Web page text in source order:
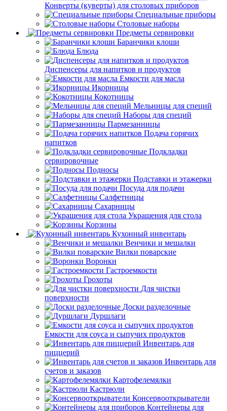
Конверты (куверты) для столовых приборов
Специальные приборы
Столовые наборы
Предметы сервировки
Баранчики клоши
Блюда
Диспенсеры для напитков и продуктов
Емкости для масла
Икорницы
Кокотницы
Мельницы для специй
Наборы для специй
Пармезанницы
Подача горячих
напитков
Подкладки
сервировочные
Подносы
Подставки и этажерки
Посуда для подачи
Салфетницы
Сахарницы
Украшения для стола
Корзины
Кухонный инвентарь
Венчики и мешалки
Вилки поварские
Воронки
Гастроемкости
Грохоты
Для чистки
поверхности
Доски разделочные
Дуршлаги
Емкости для соуса и сыпучих продуктов
Инвентарь для
пиццерий
Инвентарь для
счетов и заказов
Картофелемялки
Кастрюли
Консервооткрыватели
Контейнеры для